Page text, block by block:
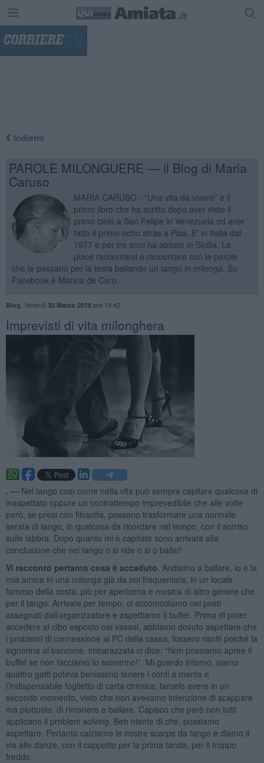
Indietro
PAROLE MILONGUERE — il Blog di Maria
Caruso
MARIA CARUSO - “Una vita da vivere” è il
primo libro che ha scritto dopo aver visto il
primo cielo a San Felipe in Venezuela ed aver
fatto il primo ocho atràs a Pisa. E' in Italia dal
1977 e per tre anni ha abitato in Sicilia. Le
piace raccontarsi e raccontare con le parole
che le passano per la testa ballando un tango in milonga. Su
Facebook è Marina de Caro
Blog Venerdì 30 Marzo 2018ore 19:42
Imprevisti di vita milonghera
. — Nel tango così come nella vita può sempre capitare qualcosa di
inaspettato oppure un contrattempo imprevedibile che alle volte
però, se presi con filosofia, possono trasformare una normale
serata di tango, in qualcosa da ricordare nel tempo, con il sorriso
sulle labbra. Dopo quanto mi è capitato sono arrivata alla
conclusione che nel tango o si ride o si o balla!!
Vi racconto pertanto cosa è accaduto. Andiamo a ballare, io e la
mia amica in una milonga già da noi frequentata, in un locale
famoso della costa, più per apericena e musica di altro genere che
per il tango. Arrivate per tempo, ci accomodiamo nei posti
assegnati dall’organizzatore e aspettiamo il buffet. Prima di poter
accedere al cibo esposto nei vassoi, abbiamo dovuto aspettare che
i problemi di connessione al PC della cassa, fossero risolti poiché la
signorina al bancone, imbarazzata ci dice: “Non possiamo aprire il
buffet se non facciamo lo scontrino!”. Mi guardo intorno, siamo
quattro gatti poteva benissimo tenere i conti a mente e
l’indispensabile foglietto di carta chimica, farcelo avere in un
secondo momento, visto che non avevamo intenzione di scappare
ma piuttosto, di rimanere a ballare. Capisco che però non tutti
applicano il problem solving. Beh niente di che, possiamo
aspettare. Pertanto calziamo le nostre scarpe da tango e diamo il
via alle danze, con il cappotto per la prima tanda, per il troppo
freddo.